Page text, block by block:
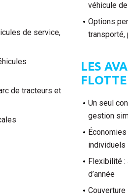
de service,
de tracteurs et
véhicule
Options
transporté,
LES
Un seul
gestion
individuels
Flexibilité :
d’année